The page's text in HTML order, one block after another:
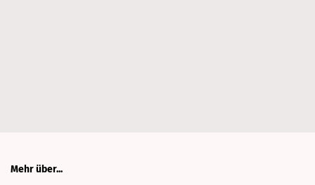
Mehr über...